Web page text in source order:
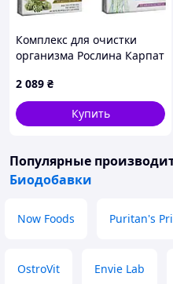
Комплекс для очистки
организма Рослина Карпат
2026
2 089 ₴
Купить
Популярные
Биодобавки
Now Foods Puritan's
OstroVit Envie Lab